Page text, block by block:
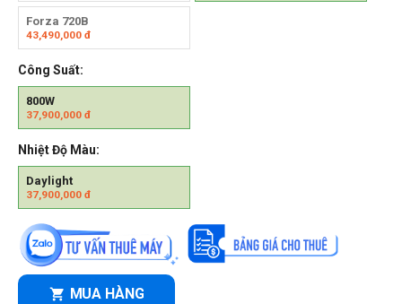
Forza 720B
43,490,000 đ
Công Suất:
800W
37,900,000 đ
Nhiệt Độ Màu:
Daylight
37,900,000 đ
MUA HÀNG